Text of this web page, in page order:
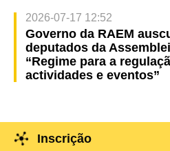
2026-07-17 12:52
Governo da RAEM
deputados da
“Regime para a
actividades e eventos”
Inscrição